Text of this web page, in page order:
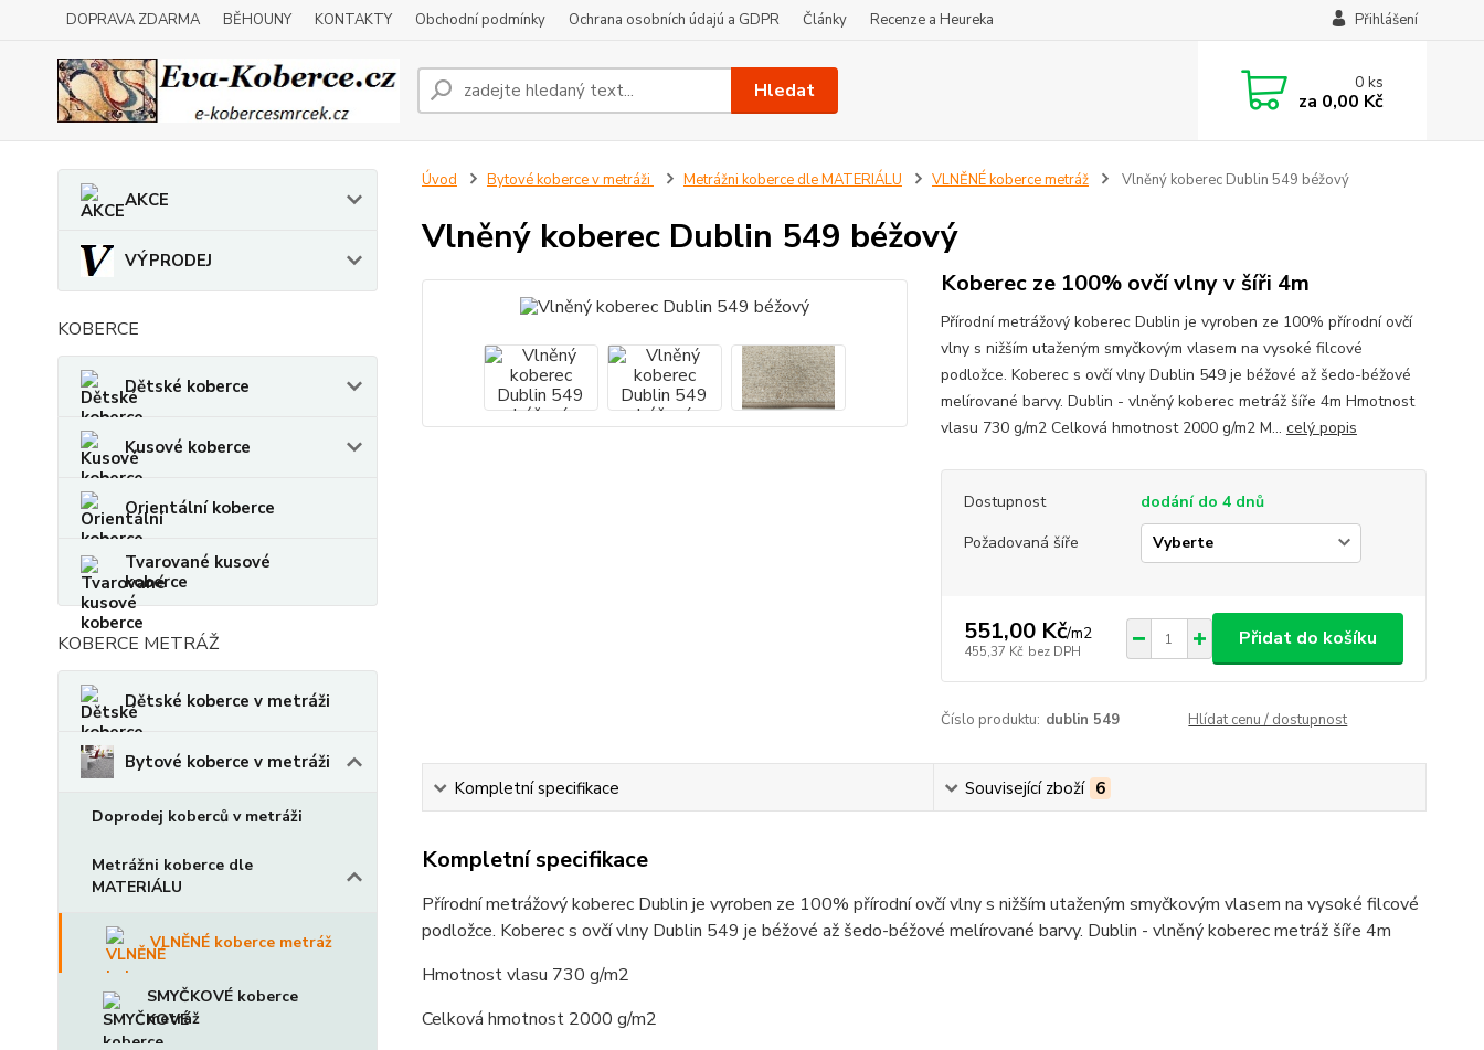
DOPRAVA ZDARMA BĚHOUNY KONTAKTY Obchodní podmínky Ochrana osobních údajú a GDPR Články Recenze a Heureka Přihlášení
Hledat 0ks
za 0,00 Kč
AKCE
VÝPRODEJ
KOBERCE
Dětské koberce
Kusové koberce
Orientální koberce
Tvarované kusové
koberce
KOBERCE METRÁŽ
Dětské koberce v metráži
Bytové koberce v metráži
Doprodej koberců v metráži
Metrážni koberce dle
MATERIÁLU
VLNĚNÉ koberce metráž
SMYČKOVÉ koberce
metráž
Úvod Bytové koberce v metráži Metrážni koberce dle MATERIÁLU VLNĚNÉ koberce metráž Vlněný koberec Dublin 549 béžový
Vlněný koberec Dublin 549 béžový
Koberec ze 100% ovčí vlny v šíři 4m
Přírodní metrážový koberec Dublin je vyroben ze 100% přírodní ovčí
vlny s nižším utaženým smyčkovým vlasem na vysoké filcové
podložce. Koberec s ovčí vlny Dublin 549 je béžové až šedo-béžové
melírované barvy. Dublin - vlněný koberec metráž šíře 4m Hmotnost
vlasu 730 g/m2 Celková hmotnost 2000 g/m2 M... celý popis
Dostupnost
dodání do 4 dnů
Požadovaná šíře
551,00 Kč/m2
455,37 Kč bez DPH
Přidat do košíku
Číslo produktu: dublin 549 Hlídat cenu / dostupnost
Kompletní specifikace Související zboží 6
Kompletní specifikace
Přírodní metrážový koberec Dublin je vyroben ze 100% přírodní ovčí vlny s nižším utaženým smyčkovým vlasem na vysoké filcové
podložce. Koberec s ovčí vlny Dublin 549 je béžové až šedo-béžové melírované barvy. Dublin - vlněný koberec metráž šíře 4m
Hmotnost vlasu 730 g/m2
Celková hmotnost 2000 g/m2